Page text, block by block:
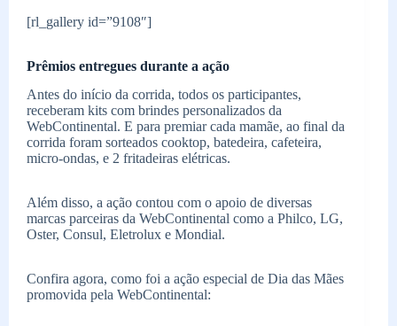
[rl_gallery id=”9108″]
Prêmios entregues durante a ação
Antes do início da corrida, todos os participantes,
receberam kits com brindes personalizados da
WebContinental. E para premiar cada mamãe, ao final da
corrida foram sorteados cooktop, batedeira, cafeteira,
micro-ondas, e 2 fritadeiras elétricas.
Além disso, a ação contou com o apoio de diversas
marcas parceiras da WebContinental como a Philco, LG,
Oster, Consul, Eletrolux e Mondial.
Confira agora, como foi a ação especial de Dia das Mães
promovida pela WebContinental: